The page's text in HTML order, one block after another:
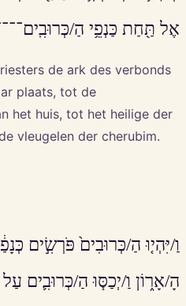
אֶל תַּ֖חַת כַּנְפֵ֥י הַ/
de ark des verbonds
plaats, tot de
het huis, tot het heilige der
vleugelen der cherubim.
וַ/יִּהְי֤וּ הַ/כְּרוּבִים֙ פֹּרְשִׂ֣ים
הָ/אָר֑וֹן וַ/יְכַסּ֧וּ הַ/כְּרוּבִ֛ים